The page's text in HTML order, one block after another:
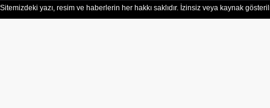
Sitemizdeki yazı, resim ve haberlerin her hakkı saklıdır. İzinsiz veya kaynak